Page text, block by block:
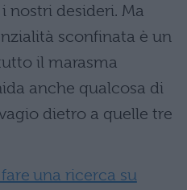
nostri desideri. Ma
sconfinata è un
il marasma
anche qualcosa di
dietro a quelle tre
una ricerca su